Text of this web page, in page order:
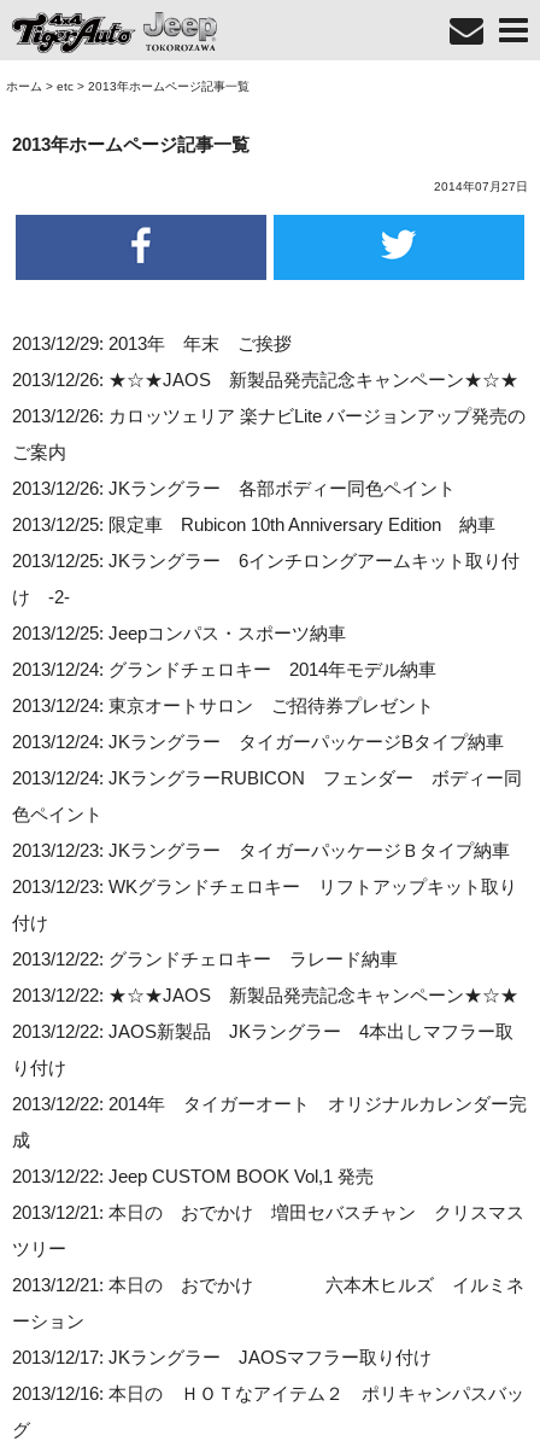
ホーム > etc > 2013年ホームページ記事一覧
2013年ホームページ記事一覧
2014年07月27日
2013/12/29: 2013年 年末 ご挨拶
2013/12/26: ★☆★JAOS 新製品発売記念キャンペーン★☆★
2013/12/26: カロッツェリア 楽ナビLite バージョンアップ発売の
ご案内
2013/12/26: JKラングラー 各部ボディー同色ペイント
2013/12/25: 限定車 Rubicon 10th Anniversary Edition 納車
2013/12/25: JKラングラー 6インチロングアームキット取り付
け -2-
2013/12/25: Jeepコンパス・スポーツ納車
2013/12/24: グランドチェロキー 2014年モデル納車
2013/12/24: 東京オートサロン ご招待券プレゼント
2013/12/24: JKラングラー タイガーパッケージBタイプ納車
2013/12/24: JKラングラーRUBICON フェンダー ボディー同
色ペイント
2013/12/23: JKラングラー タイガーパッケージＢタイプ納車
2013/12/23: WKグランドチェロキー リフトアップキット取り
付け
2013/12/22: グランドチェロキー ラレード納車
2013/12/22: ★☆★JAOS 新製品発売記念キャンペーン★☆★
2013/12/22: JAOS新製品 JKラングラー 4本出しマフラー取
り付け
2013/12/22: 2014年 タイガーオート オリジナルカレンダー完
成
2013/12/22: Jeep CUSTOM BOOK Vol,1 発売
2013/12/21: 本日の おでかけ 増田セバスチャン クリスマス
ツリー
2013/12/21: 本日の おでかけ 六本木ヒルズ イルミネ
ーション
2013/12/17: JKラングラー JAOSマフラー取り付け
2013/12/16: 本日の ＨＯＴなアイテム２ ポリキャンパスバッ
グ